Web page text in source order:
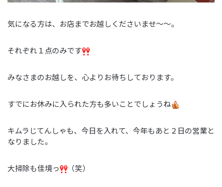
気になる方は、お店までお越しくださいませ～～。
それぞれ１点のみです
みなさまのお越しを、心よりお待ちしております。
すでにお休みに入られた方も多いことでしょうね
キムラじてんしゃも、今日を入れて、今年もあと２日の営業と
なりました。
大掃除も佳境っ （笑）